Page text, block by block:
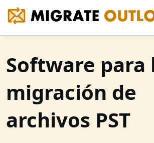
Software para
migración de
archivos PST